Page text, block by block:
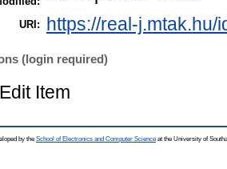
URI: https://real-j.mtak.hu/
(login required)
Edit Item
by the School of Electronics and Computer Science at the University of